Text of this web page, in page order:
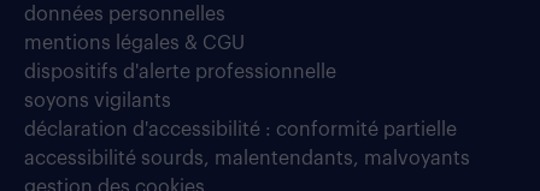
données personnelles
mentions légales & CGU
dispositifs d'alerte professionnelle
soyons vigilants
déclaration d'accessibilité : conformité partielle
accessibilité sourds, malentendants, malvoyants